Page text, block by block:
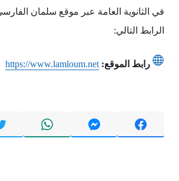
في الثانوية العامة عبر موقع سلمان
الرابط التالي:
رابط الموقع: https://www.lamloum.net